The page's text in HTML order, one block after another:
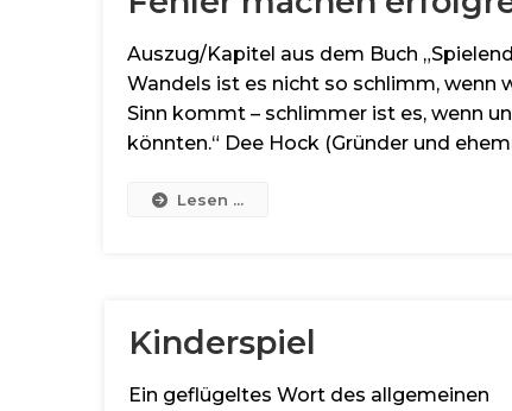
Auszug/Kapitel aus dem Buch
Wandels ist es nicht so schlimm, wenn
Sinn kommt – schlimmer ist es, wenn
könnten.“ Dee Hock (Gründer und
Lesen ...
Kinderspiel
Ein geflügeltes Wort des allgemeinen